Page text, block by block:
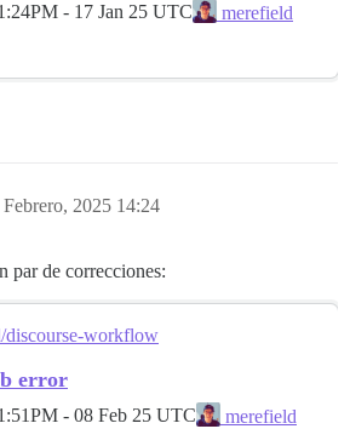
- 17 Jan 25 UTC
merefield
Febrero, 2025 14:24
par de correcciones:
discourse-workflow
error
- 08 Feb 25 UTC
merefield